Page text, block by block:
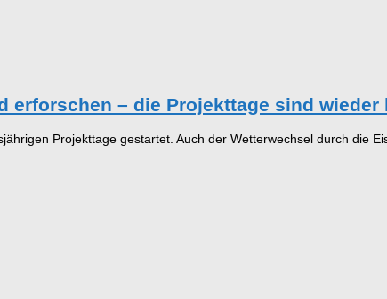
erforschen – die Projekttage sind wieder
Projekttage gestartet. Auch der Wetterwechsel durch die